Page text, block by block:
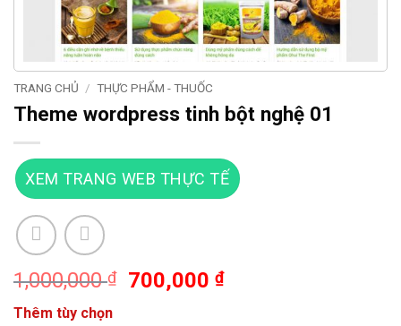
TRANG CHỦ / THỰC PHẨM - THUỐC
Theme wordpress tinh bột nghệ 01
XEM TRANG WEB THỰC TẾ
1,000,000₫
Giá
700,000₫Giá
Thêm tùy chọn